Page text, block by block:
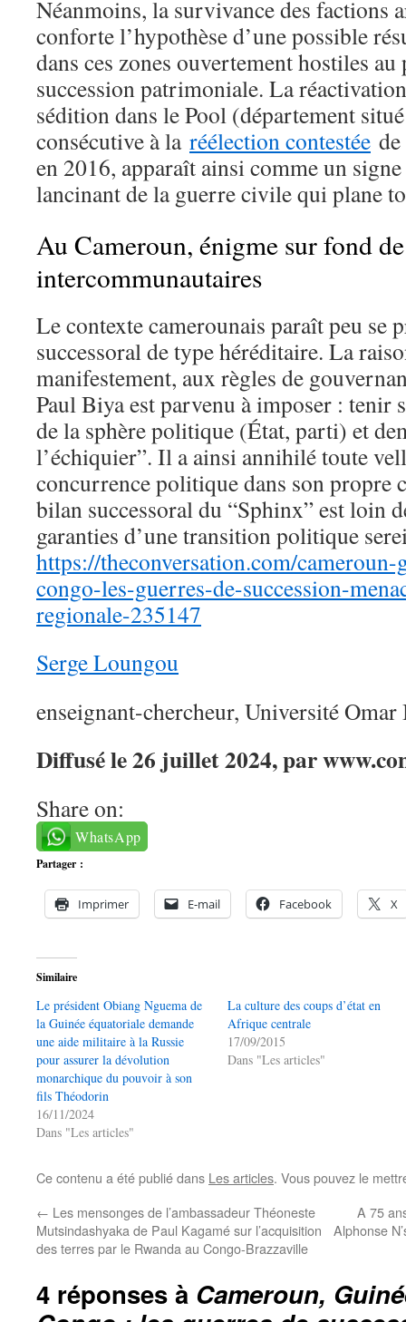
Néanmoins, la survivance des factions
conforte l’hypothèse d’une possible
dans ces zones ouvertement hostiles
succession patrimoniale. La
sédition dans le Pool (département
consécutive à la réélection contestée
en 2016, apparaît ainsi comme un
lancinant de la guerre civile qui plane
Au Cameroun, énigme sur fond
intercommunautaires
Le contexte camerounais paraît peu se
successoral de type héréditaire. La
manifestement, aux règles de
Paul Biya est parvenu à imposer : tenir
de la sphère politique (État, parti) et
l’échiquier”. Il a ainsi annihilé toute
concurrence politique dans son propre
bilan successoral du “Sphinx” est loin
garanties d’une transition politique
https://theconversation.com/
congo-les-guerres-de-succession-
regionale-235147
Serge Loungou
enseignant-chercheur, Université
Diffusé le 26 juillet 2024, par
Share on:
WhatsApp
Partager :
Imprimer E-mail Facebook X
Similaire
Le président Obiang Nguema de
la Guinée équatoriale demande
une aide militaire à la Russie
pour assurer la dévolution
monarchique du pouvoir à son
fils Théodorin
16/11/2024
Dans "Les articles"
La culture des coups d’état en
Afrique centrale
17/09/2015
Dans "Les articles"
Ce contenu a été publié dans Les articles. Vous pouvez le
← Les mensonges de l’ambassadeur Théoneste
Mutsindashyaka de Paul Kagamé sur l’acquisition
des terres par le Rwanda au Congo-Brazzaville
A 75
Alphonse
4 réponses à Cameroun,